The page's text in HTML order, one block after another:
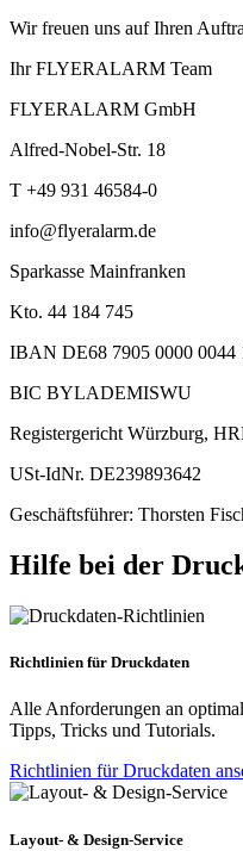
Wir freuen uns auf Ihren
Ihr FLYERALARM Team
FLYERALARM GmbH
Alfred-Nobel-Str. 18
T +49 931 46584-0
info@flyeralarm.de
Sparkasse Mainfranken
Kto. 44 184 745
IBAN DE68 7905 0000 0044
BIC BYLADEMISWU
Registergericht Würzburg,
USt-IdNr. DE239893642
Geschäftsführer: Thorsten
Hilfe bei der
Richtlinien für Druckdaten
Alle Anforderungen an
Tipps, Tricks und Tutorials.
Richtlinien für Druckdaten
Layout- & Design-Service